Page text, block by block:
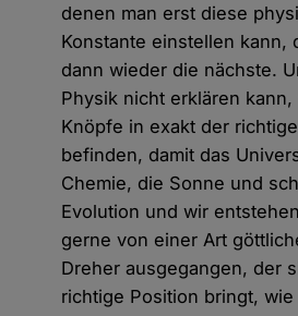
denen man erst diese
Konstante einstellen kann,
dann wieder die nächste.
Physik nicht erklären
Knöpfe in exakt der
befinden, damit das
Chemie, die Sonne und
Evolution und wir
gerne von einer Art
Dreher ausgegangen, der
richtige Position bringt,